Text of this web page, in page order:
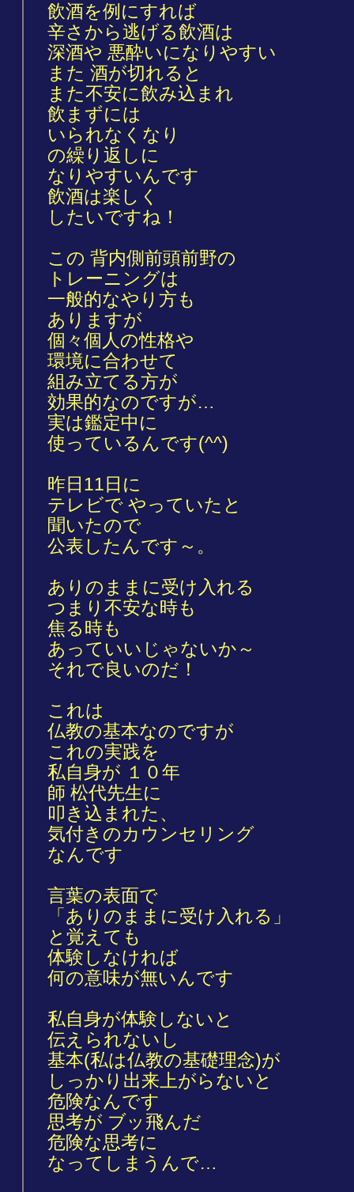
飲酒を例にすれば
辛さから逃げる飲酒は
深酒や 悪酔いになりやすい
また 酒が切れると
また不安に飲み込まれ
飲まずには
いられなくなり
の繰り返しに
なりやすいんです
飲酒は楽しく
したいですね！
この 背内側前頭前野の
トレーニングは
一般的なやり方も
ありますが
個々個人の性格や
環境に合わせて
組み立てる方が
効果的なのですが…
実は鑑定中に
使っているんです(^^)
昨日11日に
テレビで やっていたと
聞いたので
公表したんです～。
ありのままに受け入れる
つまり不安な時も
焦る時も
あっていいじゃないか～
それで良いのだ！
これは
仏教の基本なのですが
これの実践を
私自身が １０年
師 松代先生に
叩き込まれた、
気付きのカウンセリング
なんです
言葉の表面で
「ありのままに受け入れる」
と覚えても
体験しなければ
何の意味が無いんです
私自身が体験しないと
伝えられないし
基本(私は仏教の基礎理念)が
しっかり出来上がらないと
危険なんです
思考が ブッ飛んだ
危険な思考に
なってしまうんで…